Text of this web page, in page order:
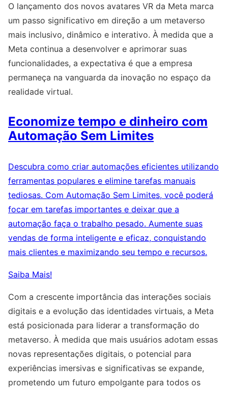
O lançamento dos novos avatares VR da Meta marca
um passo significativo em direção a um metaverso
mais inclusivo, dinâmico e interativo. À medida que a
Meta continua a desenvolver e aprimorar suas
funcionalidades, a expectativa é que a empresa
permaneça na vanguarda da inovação no espaço da
realidade virtual.
Economize tempo e dinheiro com
Automação Sem Limites
Descubra como criar automações eficientes utilizando
ferramentas populares e elimine tarefas manuais
tediosas. Com Automação Sem Limites, você poderá
focar em tarefas importantes e deixar que a
automação faça o trabalho pesado. Aumente suas
vendas de forma inteligente e eficaz, conquistando
mais clientes e maximizando seu tempo e recursos.
Saiba Mais!
Com a crescente importância das interações sociais
digitais e a evolução das identidades virtuais, a Meta
está posicionada para liderar a transformação do
metaverso. À medida que mais usuários adotam essas
novas representações digitais, o potencial para
experiências imersivas e significativas se expande,
prometendo um futuro empolgante para todos os